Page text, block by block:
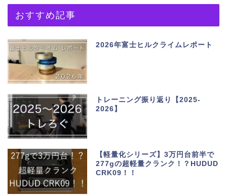
おすすめ記事
2026年富士ヒルクライムレポート
トレーニング振り返り【2025-
2026】
【軽量化シリーズ】3万円台前半で
277gの超軽量クランク！？HUDUD
CRK09！！